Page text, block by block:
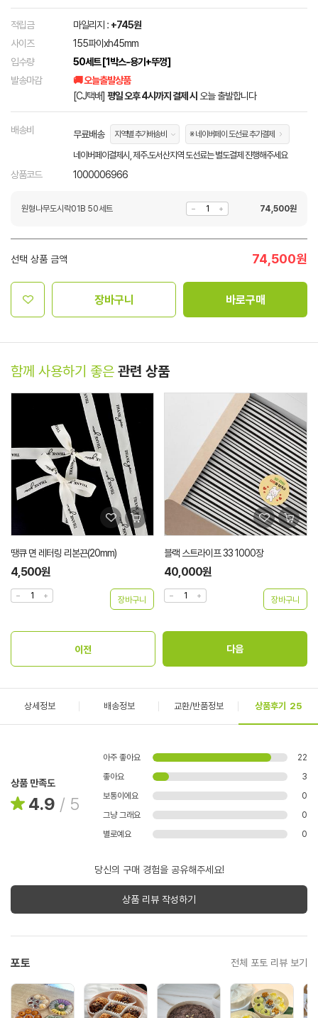
적립금 마일리지 : +745원
사이즈
155파이xh45mm
입수량
50세트 [1박스-용기+뚜껑]
발송마감
🚚 오늘출발상품
[CJ택배] 평일 오후 4시까지 결제 시 오늘 출발합니다
배송비 무료배송 지역별 추가배송비 ※ 네이버페이 도선료 추가결제
네이버페이결제시, 제주.도서산지역 도선료는 별도결제 진행해주세요
상품코드 1000006966
원형나무도시락01B 50세트 74,500원
선택 상품 금액 74,500원
장바구니 바로구매
함께 사용하기 좋은 관련 상품
땡큐 면 레터링 리본끈(20mm)
4,500원
블랙 스트라이프 33 1000장
40,000원
상세정보 배송정보 교환/반품정보 상품후기 25
상품 만족도
4.9 / 5
아주 좋아요
22
좋아요
3
보통이에요
0
그냥 그래요
0
별로예요
0
당신의 구매 경험을 공유해주세요!
상품 리뷰 작성하기
포토 전체 포토 리뷰 보기